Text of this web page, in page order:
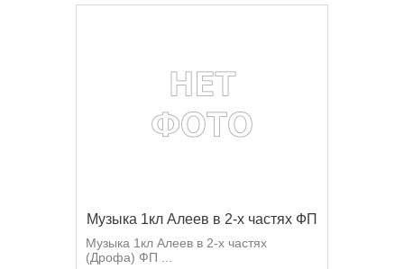
Музыка 1кл Алеев в 2-х частях ФП
Музыка 1кл Алеев в 2-х частях
(Дрофа) ФП ...